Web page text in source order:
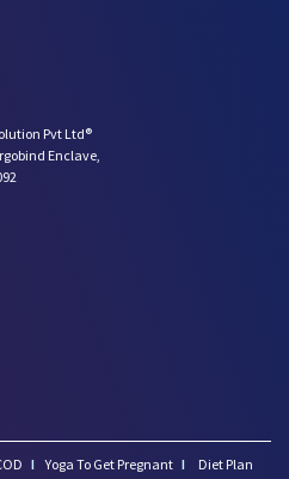
Pvt Ltd®
Enclave,
I Yoga To Get Pregnant I
Diet Plan